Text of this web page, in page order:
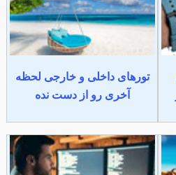
تورهای داخلی و خارجی لحظه
آخری رو از دست نده